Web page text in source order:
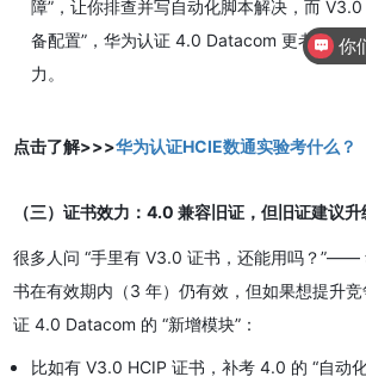
障”，让你排查并写自动化脚本解决，而
备配置”，华为认证 4.0 Datacom 更考验真
力。
点击了解>>>华为认证HCIE数通实验考什么？
（三）证书效力：4.0 兼容旧证，但旧证建议升
很多人问 “手里有 V3.0 证书，还能用吗？”——
书在有效期内（3 年）仍有效，但如果想提升
证 4.0 Datacom 的 “新增模块”：
比如有 V3.0 HCIP 证书，补考 4.0 的 “自动
你